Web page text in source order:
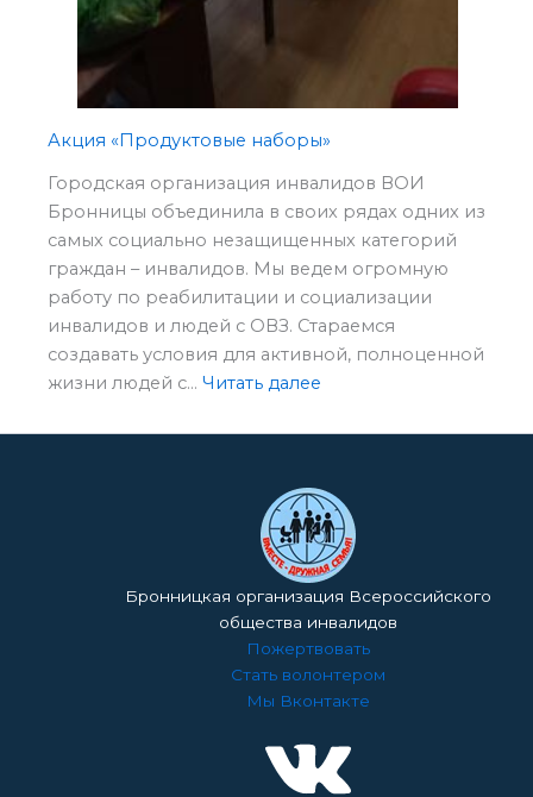
Акция «Продуктовые наборы»
Городская организация инвалидов ВОИ
Бронницы объединила в своих рядах одних из
самых социально незащищенных категорий
граждан – инвалидов. Мы ведем огромную
работу по реабилитации и социализации
инвалидов и людей с ОВЗ. Стараемся
создавать условия для активной, полноценной
жизни людей с… Читать далее
«Продуктовые
Бронницкая организация Всероссийского
общества инвалидов
Пожертвовать
Стать волонтером
Мы Вконтакте